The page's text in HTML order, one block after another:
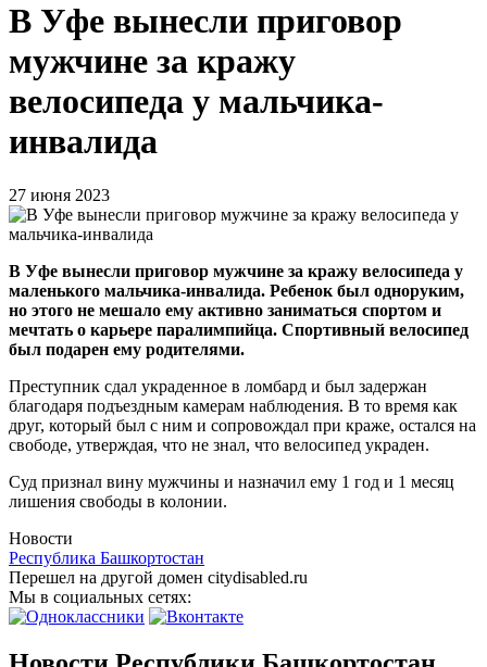
В Уфе вынесли приговор
мужчине за кражу
велосипеда у мальчика-
инвалида
27 июня 2023
В Уфе вынесли приговор мужчине за кражу велосипеда у
маленького мальчика-инвалида. Ребенок был одноруким,
но этого не мешало ему активно заниматься спортом и
мечтать о карьере паралимпийца. Спортивный велосипед
был подарен ему родителями.
Преступник сдал украденное в ломбард и был задержан
благодаря подъездным камерам наблюдения. В то время как
друг, который был с ним и сопровождал при краже, остался на
свободе, утверждая, что не знал, что велосипед украден.
Суд признал вину мужчины и назначил ему 1 год и 1 месяц
лишения свободы в колонии.
Новости
Республика Башкортостан
Перешел на другой домен citydisabled.ru
Мы в социальных сетях: